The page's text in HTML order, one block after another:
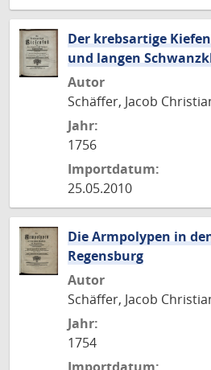
Der krebsartige
und langen
Autor
Schäffer, Jacob
Jahr:
1756
Importdatum:
25.05.2010
Die Armpolypen in
Regensburg
Autor
Schäffer, Jacob
Jahr:
1754